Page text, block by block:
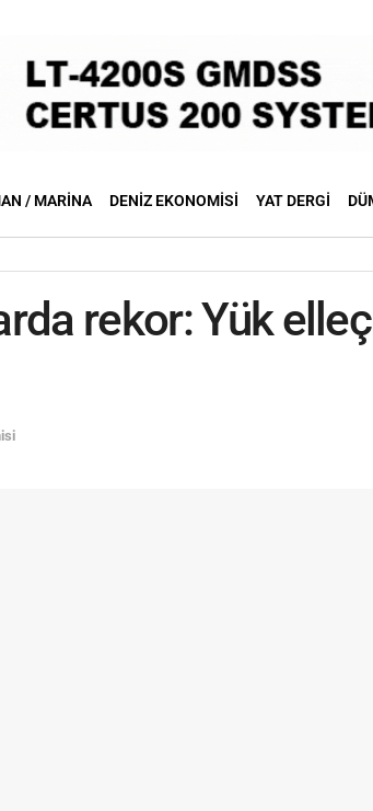
/ MARINA DENIZ EKONOMISI YAT DERGI
rekor: Yük